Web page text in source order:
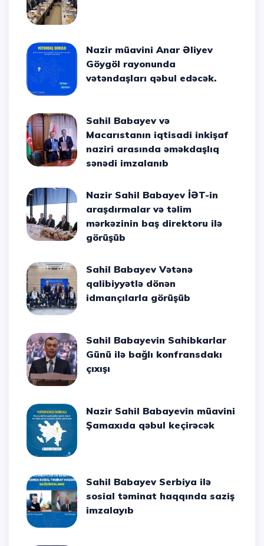
Nazir müavini Anar Əliyev
Göygöl rayonunda
vətəndaşları qəbul edəcək.
Sahil Babayev və
Macarıstanın iqtisadi inkişaf
naziri arasında əməkdaşlıq
sənədi imzalanıb
Nazir Sahil Babayev İƏT-in
araşdırmalar və təlim
mərkəzinin baş direktoru ilə
görüşüb
Sahil Babayev Vətənə
qalibiyyətlə dönən
idmançılarla görüşüb
Sahil Babayevin Sahibkarlar
Günü ilə bağlı konfransdakı
çıxışı
Nazir Sahil Babayevin müavini
Şamaxıda qəbul keçirəcək
Sahil Babayev Serbiya ilə
sosial təminat haqqında saziş
imzalayıb